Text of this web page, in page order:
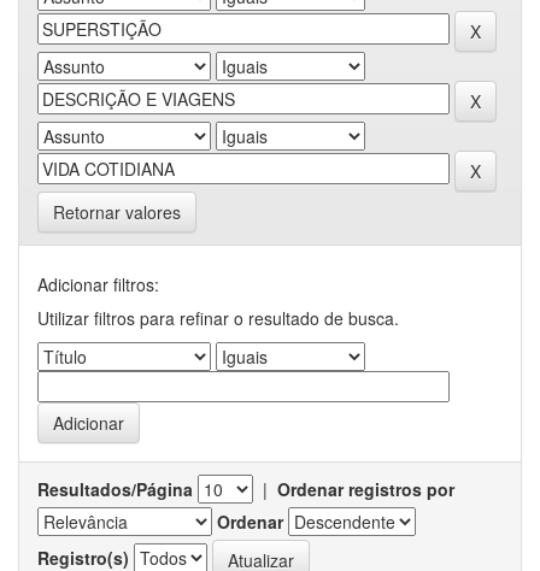
Retornar valores
Adicionar filtros:
Utilizar filtros para refinar o resultado de busca.
Resultados/Página | Ordenar registros por
Ordenar
Registro(s)